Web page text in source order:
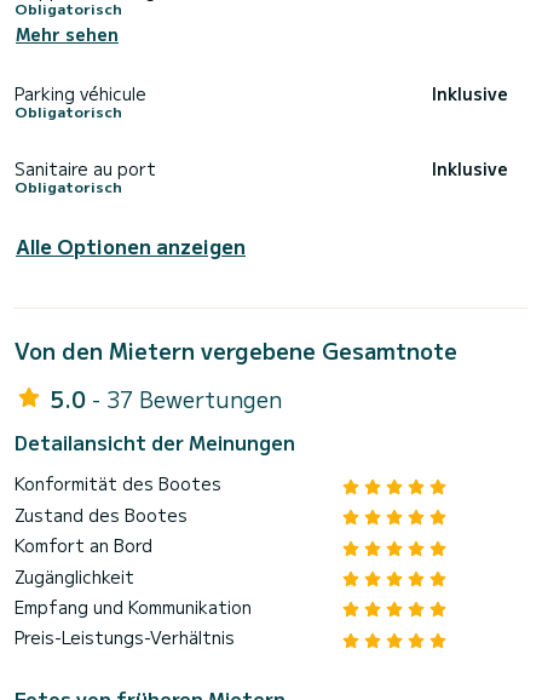
Obligatorisch
Mehr sehen
Parking véhicule
Obligatorisch
Inklusive
Sanitaire au port
Obligatorisch
Inklusive
Alle Optionen anzeigen
Von den Mietern vergebene Gesamtnote
5.0 - 37 Bewertungen
Detailansicht der Meinungen
Konformität des Bootes
Zustand des Bootes
Komfort an Bord
Zugänglichkeit
Empfang und Kommunikation
Preis-Leistungs-Verhältnis